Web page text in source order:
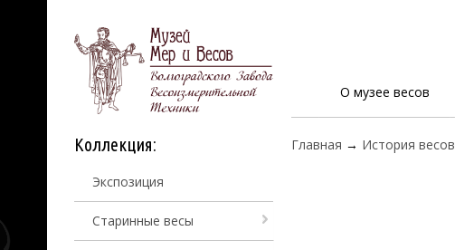
О музее весов
Коллекция:
Экспозиция
Старинные весы
Главная → История весов